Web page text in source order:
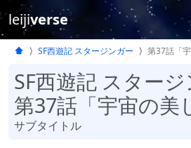
leijiverse
SF西遊記 スタージンガー 第37話「
SF西遊記 スター
第37話「宇宙の美
サブタイトル